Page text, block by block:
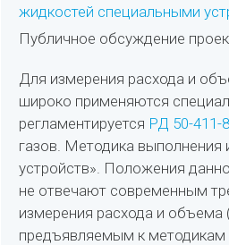
жидкостей специальными
Публичное обсуждение
Для измерения расхода и
широко применяются
регламентируется РД 50-411-
газов. Методика
устройств». Положения
не отвечают современным
измерения расхода и
предъявляемым к методикам